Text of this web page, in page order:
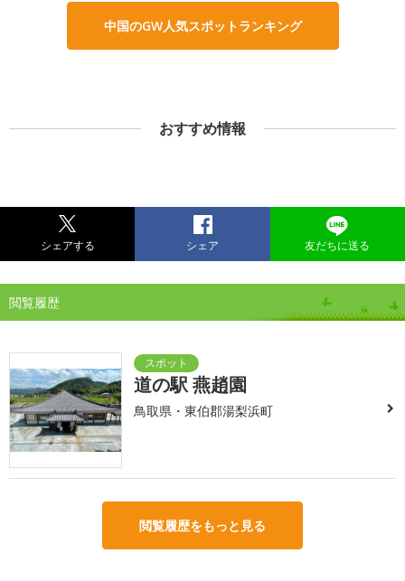
中国のGW人気スポットランキング
おすすめ情報
シェアする シェア 友だちに送る
閲覧履歴
道の駅 燕趙園
鳥取県・東伯郡湯梨浜町
閲覧履歴をもっと見る